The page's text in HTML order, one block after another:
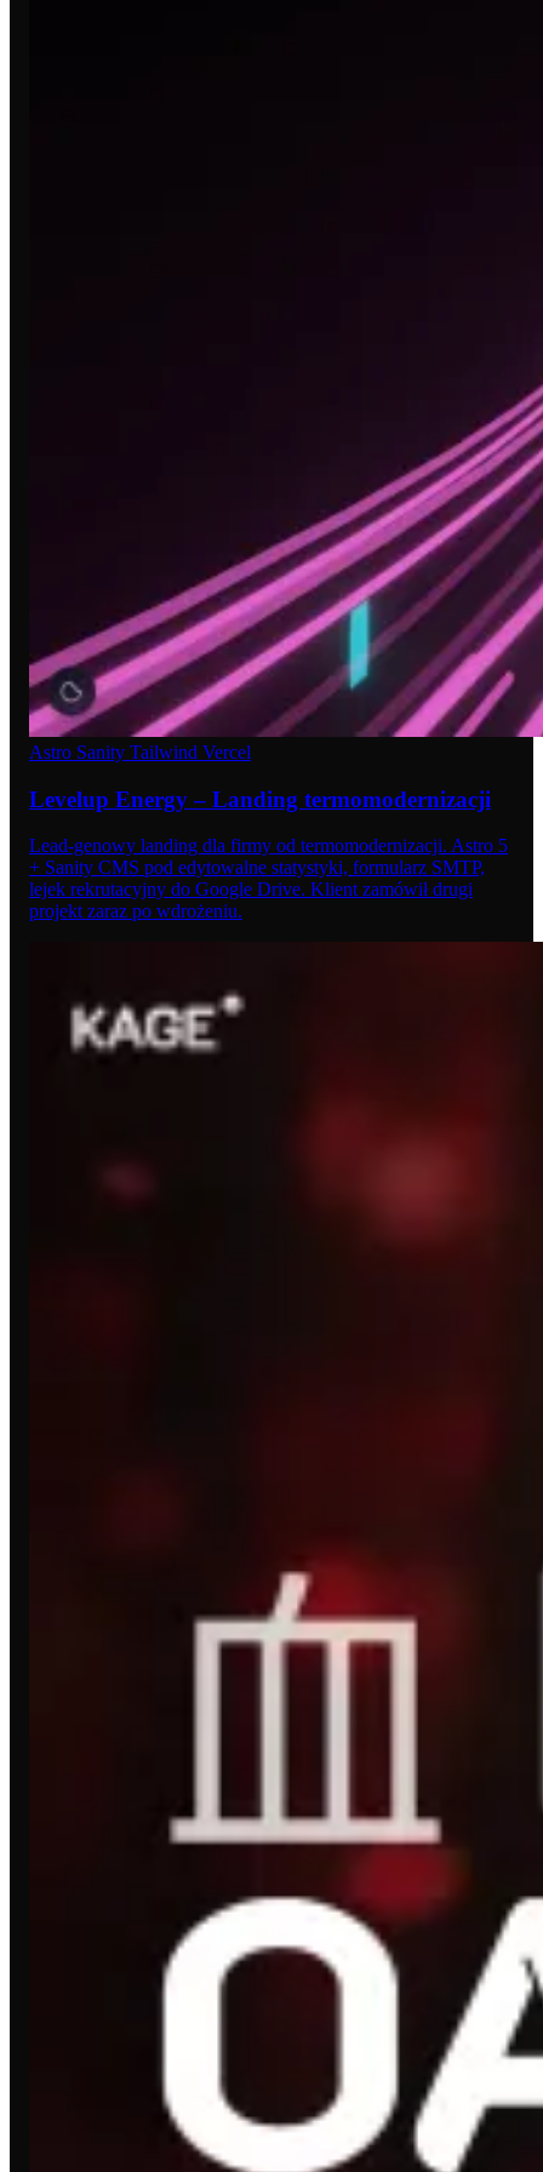
Astro Sanity Tailwind Vercel
Levelup Energy – Landing termomodernizacji
Lead-genowy landing dla firmy od termomodernizacji. Astro 5
+ Sanity CMS pod edytowalne statystyki, formularz SMTP,
lejek rekrutacyjny do Google Drive. Klient zamówił drugi
projekt zaraz po wdrożeniu.